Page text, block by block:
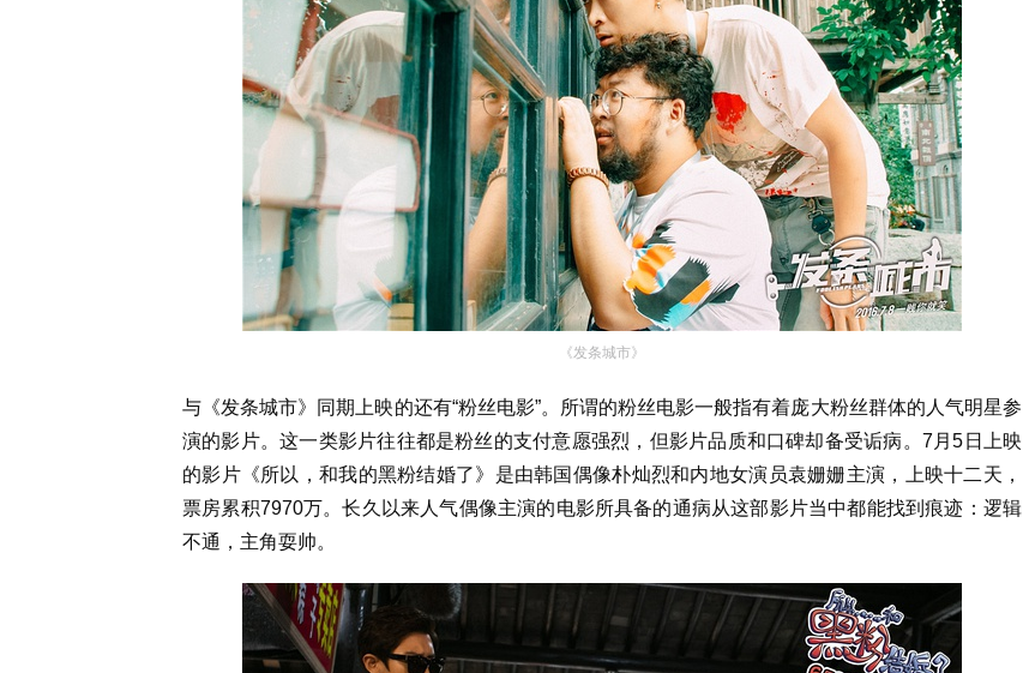
《发条城市》
与《发条城市》同期上映的还有“粉丝电影”。所谓的粉丝电影一般指有着庞大粉丝群体的人气明星参
演的影片。这一类影片往往都是粉丝的支付意愿强烈，但影片品质和口碑却备受诟病。7月5日上映
的影片《所以，和我的黑粉结婚了》是由韩国偶像朴灿烈和内地女演员袁姗姗主演，上映十二天，
票房累积7970万。长久以来人气偶像主演的电影所具备的通病从这部影片当中都能找到痕迹：逻辑
不通，主角耍帅。